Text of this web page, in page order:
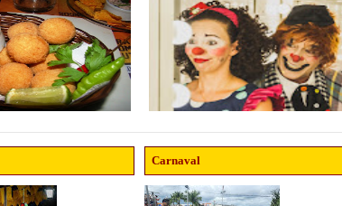
Carnaval